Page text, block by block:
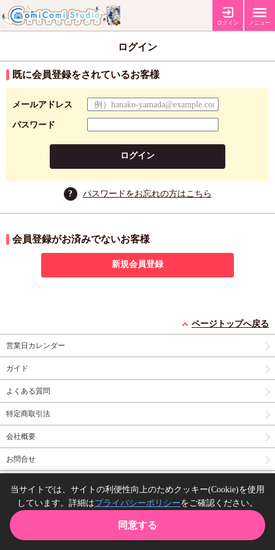
ログイン メニュー
ログイン
既に会員登録をされているお客様
メールアドレス
パスワード
ログイン
? パスワードをお忘れの方はこちら
会員登録がお済みでないお客様
新規会員登録
ページトップへ戻る
営業日カレンダー
ガイド
よくある質問
特定商取引法
会社概要
お問合せ
Copyright(C) comicomi studio. All right reserved.
当サイトでは、サイトの利便性向上のためクッキー(Cookie)を使用
しています。詳細はプライバシーポリシーをご確認ください。
同意する